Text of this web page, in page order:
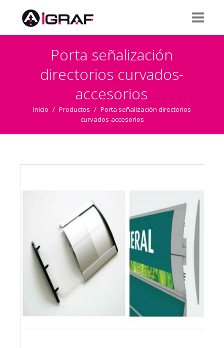
Porta señalización
directorios curvados-
accesorios
Inicio / Productos / Porta señalización directorios
curvados-accesorios